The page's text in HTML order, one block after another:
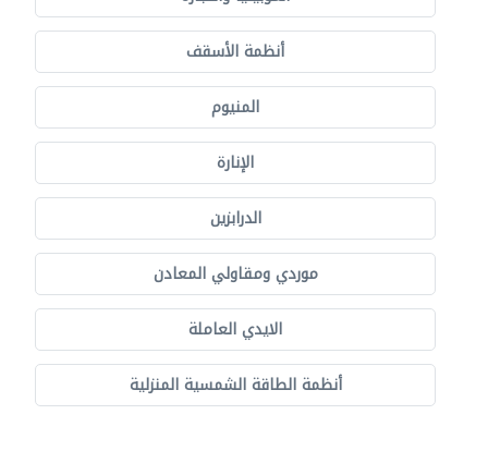
أنظمة الأسقف
المنيوم
الإنارة
الدرابزين
موردي ومقاولي المعادن
الايدي العاملة
أنظمة الطاقة الشمسية المنزلية